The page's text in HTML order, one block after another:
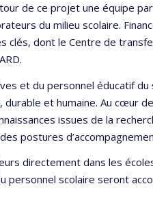
de ce projet une équipe
du milieu scolaire.
clés, dont le Centre de
et du personnel éducatif
et humaine. Au cœur
issues de la
postures
directement dans les
scolaire seront